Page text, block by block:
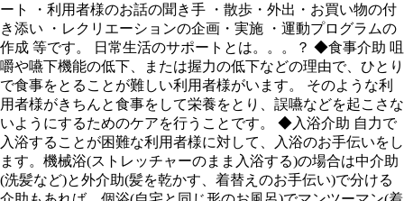
ート ・利用者様のお話の聞き手 ・散歩・外出・お買い物の付
き添い ・レクリエーションの企画・実施 ・運動プログラムの
作成 等です。 日常生活のサポートとは。。。？ ◆食事介助 咀
嚼や嚥下機能の低下、または握力の低下などの理由で、ひとり
で食事をとることが難しい利用者様がいます。 そのような利
用者様がきちんと食事をして栄養をとり、誤嚥などを起こさな
いようにするためのケアを行うことです。 ◆入浴介助 自力で
入浴することが困難な利用者様に対して、入浴のお手伝いをし
ます。機械浴(ストレッチャーのまま入浴する)の場合は中介助
(洗髪など)と外介助(髪を乾かす、着替えのお手伝い)で分ける